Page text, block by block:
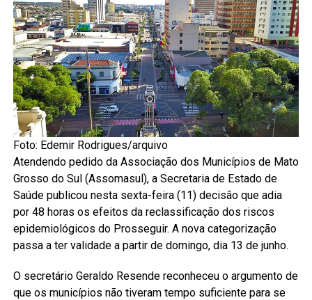
Foto: Edemir Rodrigues/arquivo
Atendendo pedido da Associação dos Municípios de Mato
Grosso do Sul (Assomasul), a Secretaria de Estado de
Saúde publicou nesta sexta-feira (11) decisão que adia
por 48 horas os efeitos da reclassificação dos riscos
epidemiológicos do Prosseguir. A nova categorização
passa a ter validade a partir de domingo, dia 13 de junho.
O secretário Geraldo Resende reconheceu o argumento de
que os municípios não tiveram tempo suficiente para se